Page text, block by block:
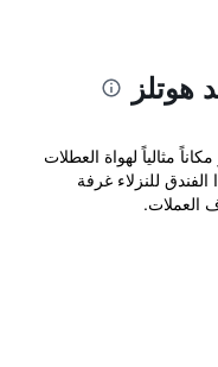
هوتلز
مثالياً لهواة العطلات
للنزلاء غرفة
العملات.